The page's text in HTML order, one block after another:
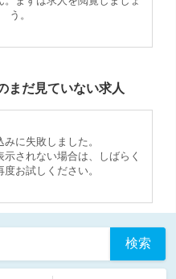
う。
まだ見ていない求人
に失敗しました。
されない場合は、しばらく
お試しください。
検索